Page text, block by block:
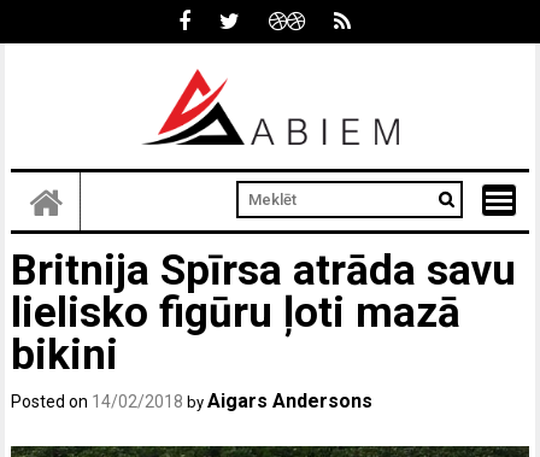
Britnija Spīrsa atrāda savu
lielisko figūru ļoti mazā
bikini
Posted on 14/02/2018 byAigars Andersons